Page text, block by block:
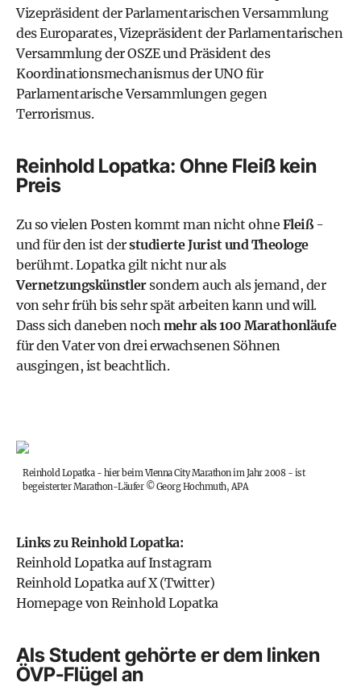
Vizepräsident der Parlamentarischen Versammlung
des Europarates, Vizepräsident der Parlamentarischen
Versammlung der OSZE und Präsident des
Koordinationsmechanismus der UNO für
Parlamentarische Versammlungen gegen
Terrorismus.
Reinhold Lopatka: Ohne Fleiß kein
Preis
Zu so vielen Posten kommt man nicht ohne Fleiß-
und für den ist derstudierte Jurist und Theologe
berühmt. Lopatka gilt nicht nur als
Vernetzungskünstlersondern auch als jemand, der
von sehr früh bis sehr spät arbeiten kann und will.
Dass sich daneben noch mehr als 100 Marathonläufe
für den Vater von drei erwachsenen Söhnen
ausgingen, ist beachtlich.
Reinhold Lopatka - hier beim VIenna City Marathon im Jahr 2008 - ist
begeisterter Marathon-Läufer©Georg Hochmuth, APA
Links zu Reinhold Lopatka:
Reinhold Lopatka auf Instagram
Reinhold Lopatka auf X (Twitter)
Homepage von Reinhold Lopatka
Als Student gehörte er dem linken
ÖVP-Flügel an